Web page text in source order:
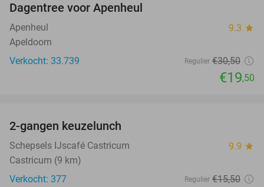
Dagentree voor Apenheul
Apenheul 9.3 star
Apeldoorn
Verkocht: 33.739
Regulier €30,50
€19,50
2-gangen keuzelunch
Schepsels IJscafé Castricum 9.9 star
Castricum (9 km)
Verkocht: 377
Regulier €15,50